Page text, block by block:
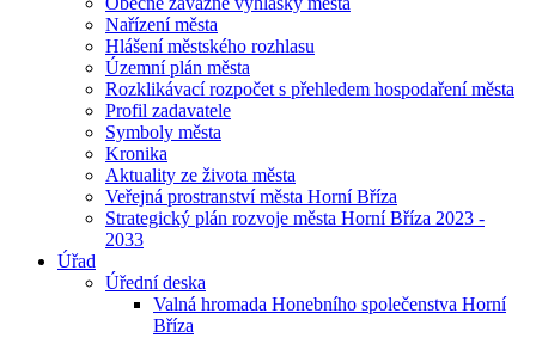
Nařízení města
Hlášení městského rozhlasu
Územní plán města
Rozklikávací rozpočet s přehledem hospodaření města
Profil zadavatele
Symboly města
Kronika
Aktuality ze života města
Veřejná prostranství města Horní Bříza
Strategický plán rozvoje města Horní Bříza 2023 -
2033
Úřad
Úřední deska
Valná hromada Honebního společenstva Horní
Bříza